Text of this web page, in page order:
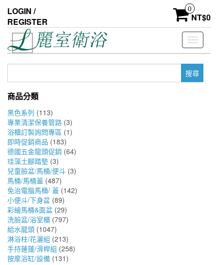
the
content
LOGIN /
REGISTER
0
NT$0
Toggle
鍵
商品分類
黑色系列 (113)
專業清潔保養管路 (3)
浴櫃訂製詢問專區 (1)
即時促銷商品 (183)
德國五金龍頭促銷 (64)
珪藻土腳踏墊 (3)
兒童臉盆/馬桶/便斗 (3)
馬桶/馬桶蓋 (487)
免治電腦馬桶/ 蓋 (142)
小便斗/下身盆 (89)
彩繪馬桶&面盆 (29)
洗臉盆/浴室櫃 (797)
給水龍頭 (1047)
淋浴柱/花灑組 (213)
手持蓮蓬/滑桿組 (258)
按摩浴缸/設備 (131)